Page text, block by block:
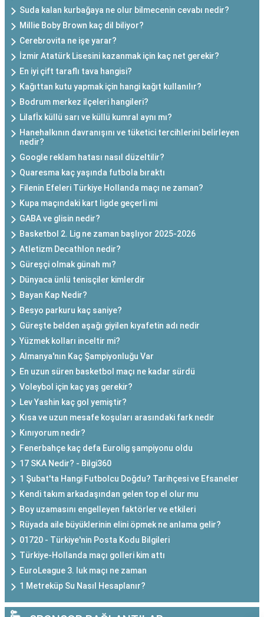
Suda kalan kurbağaya ne olur bilmecenin cevabı nedir?
Millie Boby Brown kaç dil biliyor?
Cerebrovita ne işe yarar?
İzmir Atatürk Lisesini kazanmak için kaç net gerekir?
En iyi çift taraflı tava hangisi?
Kağıttan kutu yapmak için hangi kağıt kullanılır?
Bodrum merkez ilçeleri hangileri?
Lilafİx küllü sarı ve küllü kumral aynı mı?
Hanehalkının davranışını ve tüketici tercihlerini belirleyen
nedir?
Google reklam hatası nasıl düzeltilir?
Quaresma kaç yaşında futbola bıraktı
Filenin Efeleri Türkiye Hollanda maçı ne zaman?
Kupa maçındaki kart ligde geçerli mi
GABA ve glisin nedir?
Basketbol 2. Lig ne zaman başlıyor 2025-2026
Atletizm Decathlon nedir?
Güreşçi olmak günah mı?
Dünyaca ünlü tenisçiler kimlerdir
Bayan Kap Nedir?
Besyo parkuru kaç saniye?
Güreşte belden aşağı giyilen kıyafetin adı nedir
Yüzmek kolları inceltir mi?
Almanya'nın Kaç Şampiyonluğu Var
En uzun süren basketbol maçı ne kadar sürdü
Voleybol için kaç yaş gerekir?
Lev Yashin kaç gol yemiştir?
Kısa ve uzun mesafe koşuları arasındaki fark nedir
Kınıyorum nedir?
Fenerbahçe kaç defa Eurolig şampiyonu oldu
17 SKA Nedir? - Bilgi360
1 Şubat'ta Hangi Futbolcu Doğdu? Tarihçesi ve Efsaneler
Kendi takım arkadaşından gelen top el olur mu
Boy uzamasını engelleyen faktörler ve etkileri
Rüyada aile büyüklerinin elini öpmek ne anlama gelir?
01720 - Türkiye'nin Posta Kodu Bilgileri
Türkiye-Hollanda maçı golleri kim attı
EuroLeague 3. luk maçı ne zaman
1 Metreküp Su Nasıl Hesaplanır?